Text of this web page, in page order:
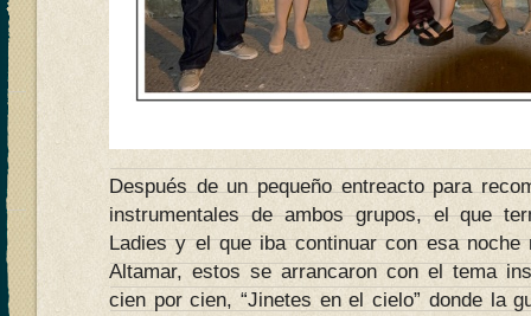
Después de un pequeño entreacto para
instrumentales de ambos grupos, el que
Ladies y el que iba continuar con esa noche
Altamar, estos se arrancaron con el tema
cien por cien, “Jinetes en el cielo” donde la